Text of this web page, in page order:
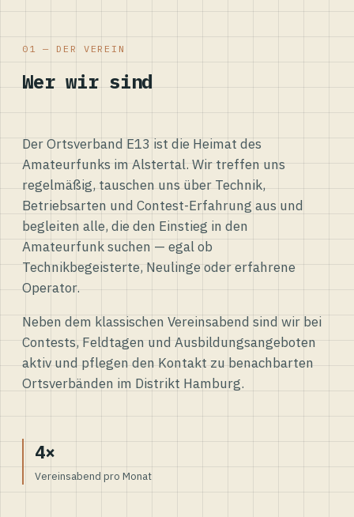
01 — DER VEREIN
Wer wir sind
Der Ortsverband E13 ist die Heimat des
Amateurfunks im Alstertal. Wir treffen uns
regelmäßig, tauschen uns über Technik,
Betriebsarten und Contest-Erfahrung aus und
begleiten alle, die den Einstieg in den
Amateurfunk suchen — egal ob
Technikbegeisterte, Neulinge oder erfahrene
Operator.
Neben dem klassischen Vereinsabend sind wir bei
Contests, Feldtagen und Ausbildungsangeboten
aktiv und pflegen den Kontakt zu benachbarten
Ortsverbänden im Distrikt Hamburg.
4×
Vereinsabend pro Monat